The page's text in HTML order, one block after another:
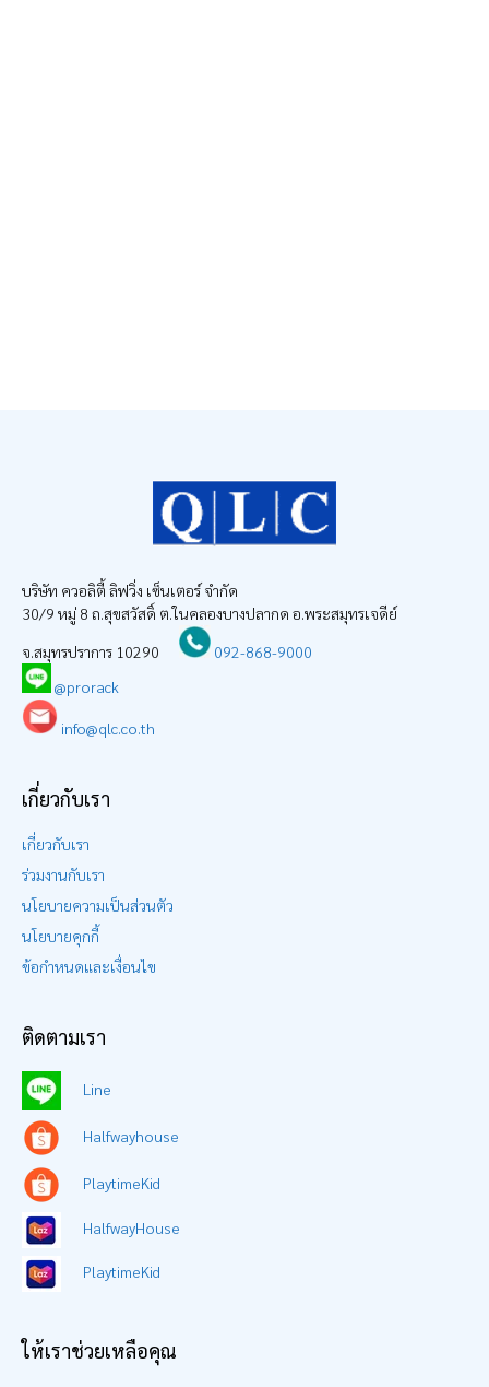
บริษัท ควอลิตี้ ลิฟวิ่ง เซ็นเตอร์ จำกัด
30/9 หมู่ 8 ถ.สุขสวัสดิ์ ต.ในคลองบางปลากด อ.พระสมุทรเจดีย์
จ.สมุทรปราการ 10290
092-868-9000
@prorack
info@qlc.co.th
เกี่ยวกับเรา
เกี่ยวกับเรา
ร่วมงานกับเรา
นโยบายความเป็นส่วนตัว
นโยบายคุกกี้
ข้อกำหนดและเงื่อนไข
ติดตามเรา
Line
Halfwayhouse
PlaytimeKid
HalfwayHouse
PlaytimeKid
ให้เราช่วยเหลือคุณ